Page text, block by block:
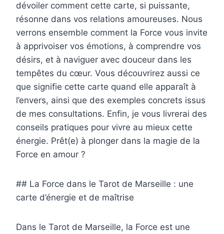
dévoiler comment cette carte, si puissante,
résonne dans vos relations amoureuses. Nous
verrons ensemble comment la Force vous invite
à apprivoiser vos émotions, à comprendre vos
désirs, et à naviguer avec douceur dans les
tempêtes du cœur. Vous découvrirez aussi ce
que signifie cette carte quand elle apparaît à
l’envers, ainsi que des exemples concrets issus
de mes consultations. Enfin, je vous livrerai des
conseils pratiques pour vivre au mieux cette
énergie. Prêt(e) à plonger dans la magie de la
Force en amour ?
## La Force dans le Tarot de Marseille : une
carte d’énergie et de maîtrise
Dans le Tarot de Marseille, la Force est une